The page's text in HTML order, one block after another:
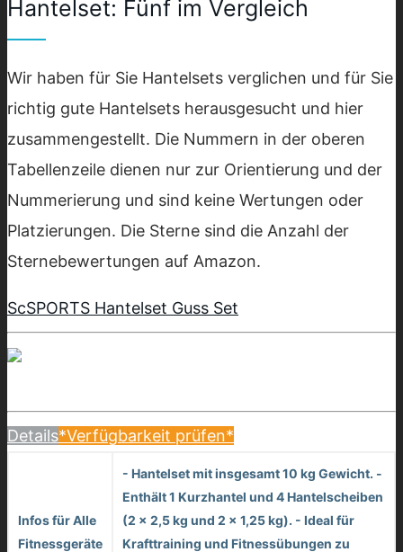
Hantelset: Fünf im Vergleich
Wir haben für Sie Hantelsets verglichen und für Sie
richtig gute Hantelsets herausgesucht und hier
zusammengestellt. Die Nummern in der oberen
Tabellenzeile dienen nur zur Orientierung und der
Nummerierung und sind keine Wertungen oder
Platzierungen. Die Sterne sind die Anzahl der
Sternebewertungen auf Amazon.
ScSPORTS Hantelset Guss Set
Details*Verfügbarkeit prüfen*
Infos für Alle
Fitnessgeräte
- Hantelset mit insgesamt 10 kg Gewicht. -
Enthält 1 Kurzhantel und 4 Hantelscheiben
(2 x 2,5 kg und 2 x 1,25 kg). - Ideal für
Krafttraining und Fitnessübungen zu